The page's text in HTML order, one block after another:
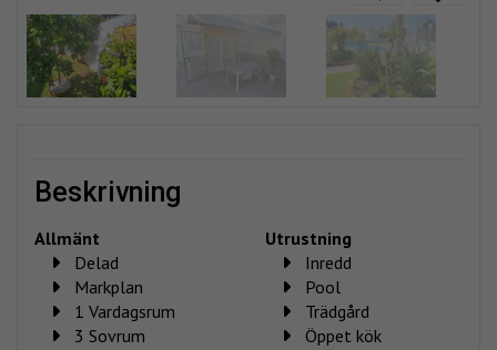
beskrivning
Allmänt
Delad
Markplan
1 Vardagsrum
3 Sovrum
Utrustning
Inredd
Pool
Trädgård
Öppet kök